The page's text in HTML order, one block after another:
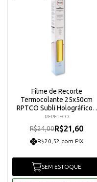
Filme de Recorte
Termocolante 25x50cm
RPTCO Subli Holográfico -
Dourado
REPETECO
R$24,00R$21,60
R$20,52 com PIX
SEM ESTOQUE